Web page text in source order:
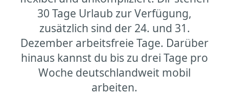
30 Tage Urlaub zur Verfügung,
zusätzlich sind der 24. und 31.
Dezember arbeitsfreie Tage. Darüber
hinaus kannst du bis zu drei Tage pro
Woche deutschlandweit mobil
arbeiten.